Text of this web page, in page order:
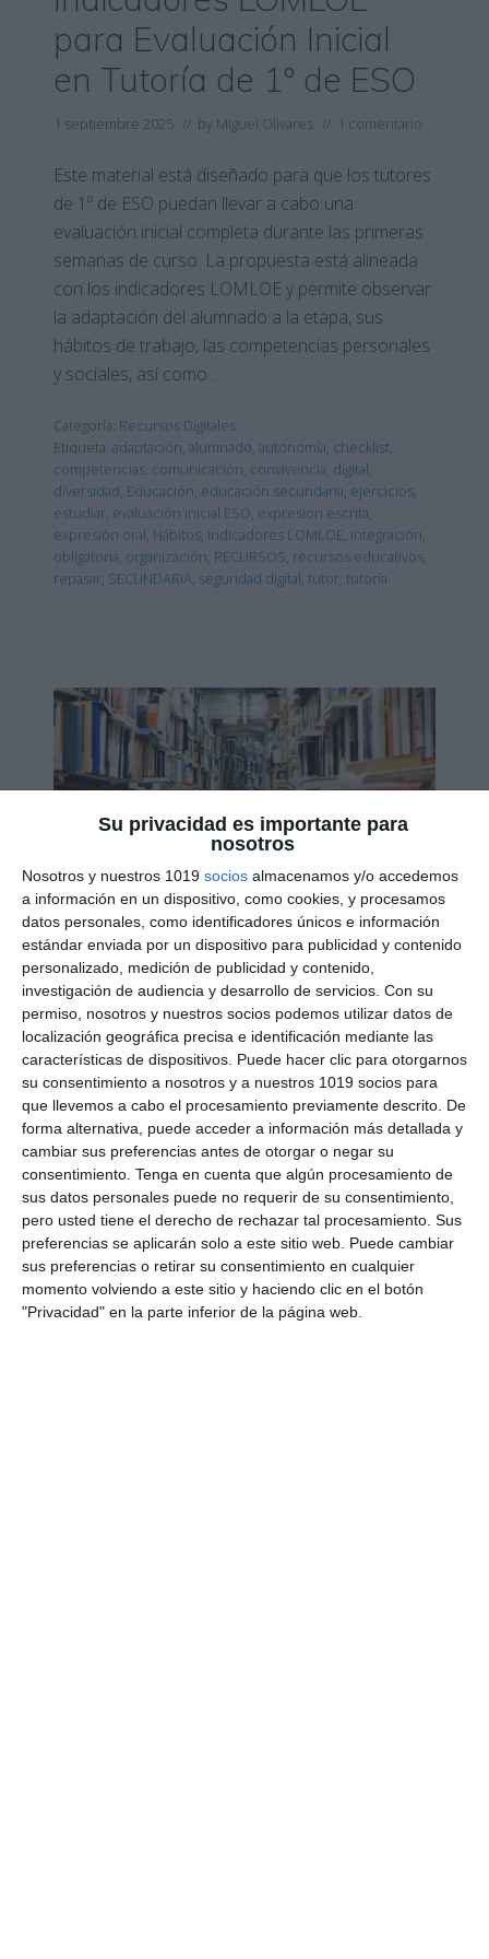
Su privacidad es importante para
nosotros
Nosotros y nuestros 1019 socios almacenamos y/o accedemos
a información en un dispositivo, como cookies, y procesamos
datos personales, como identificadores únicos e información
estándar enviada por un dispositivo para publicidad y contenido
personalizado, medición de publicidad y contenido,
investigación de audiencia y desarrollo de servicios. Con su
permiso, nosotros y nuestros socios podemos utilizar datos de
localización geográfica precisa e identificación mediante las
características de dispositivos. Puede hacer clic para otorgarnos
su consentimiento a nosotros y a nuestros 1019 socios para
que llevemos a cabo el procesamiento previamente descrito. De
forma alternativa, puede acceder a información más detallada y
cambiar sus preferencias antes de otorgar o negar su
consentimiento. Tenga en cuenta que algún procesamiento de
sus datos personales puede no requerir de su consentimiento,
pero usted tiene el derecho de rechazar tal procesamiento. Sus
preferencias se aplicarán solo a este sitio web. Puede cambiar
sus preferencias o retirar su consentimiento en cualquier
momento volviendo a este sitio y haciendo clic en el botón
"Privacidad" en la parte inferior de la página web.
para Evaluación Inicial
en Tutoría de 1º de ESO
1 septiembre 2025 // by Miguel Olivares // 1 comentario
Este material está diseñado para que los tutores
de 1º de ESO puedan llevar a cabo una
evaluación inicial completa durante las primeras
semanas de curso. La propuesta está alineada
con los indicadores LOMLOE y permite observar
la adaptación del alumnado a la etapa, sus
hábitos de trabajo, las competencias personales
y sociales, así como …
Categoría: Recursos Digitales
Etiqueta: adaptación, alumnado, autonomía, checklist,
competencias, comunicación, convivencia, digital,
diversidad, Educación, educación secundaria, ejercicios,
estudiar, evaluación inicial ESO, expresión escrita,
expresión oral, Hábitos, indicadores LOMLOE, integración,
obligatoria, organización, RECURSOS, recursos educativos,
repasar, SECUNDARIA, seguridad digital, tutor, tutoría
Socrative – Participación
en el Aula
19 marzo 2021 // by
Miguel Olivares
Dejar un comentario
La aplicación es un gestor de la participación de
los estudiantes en el aula en tiempo real. Permite
realizar test, evaluaciones, actividades, etc. y
manejar los datos por el docente. Así, Socrative
tiene una app específica para el docente y otra
para el alumno. Está disponible en la App Store,
Chrome Web Store, Google Play y …
Categoría:Recursos Digitales